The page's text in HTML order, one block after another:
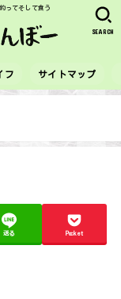
ってそして食う
フ サイトマップ
SEARCH
送る Pocket